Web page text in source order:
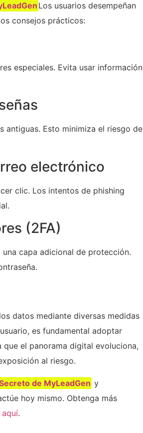
Los usuarios desempeñan
consejos prácticos:
especiales. Evita usar información
antiguas. Esto minimiza el riesgo de
electrónico
clic. Los intentos de phishing
(2FA)
capa adicional de protección.
datos mediante diversas medidas
es fundamental adoptar
el panorama digital evoluciona,
al riesgo.
de MyLeadGen y
hoy mismo. Obtenga más
aquí.